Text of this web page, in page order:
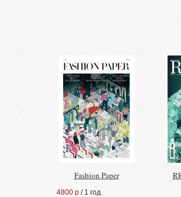
Fashion Paper
4800 р / 1 год